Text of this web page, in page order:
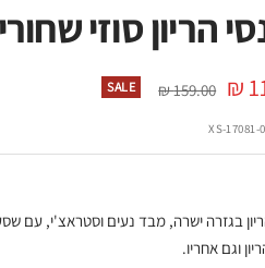
הריון סוזי
מחיר
159.00 ₪
SALE
17081-
בגזרה ישרה, מבד נעים וסטראצ'י, עם
וגם אחריו.